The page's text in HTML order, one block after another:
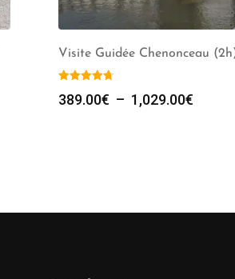
Visite Guidée Chenonceau
389.00€ – 1,029.00€